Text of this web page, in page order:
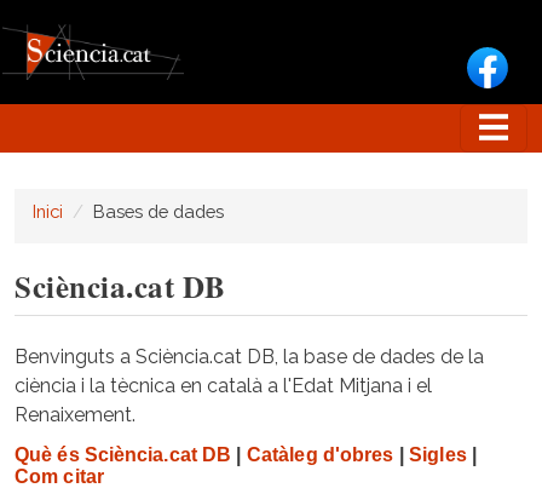
Inici Bases de dades
Sciència.cat DB
Benvinguts a Sciència.cat DB, la base de dades de la
ciència i la tècnica en català a l'Edat Mitjana i el
Renaixement.
Què és Sciència.cat DB Catàleg d'obres Sigles|
Com citar